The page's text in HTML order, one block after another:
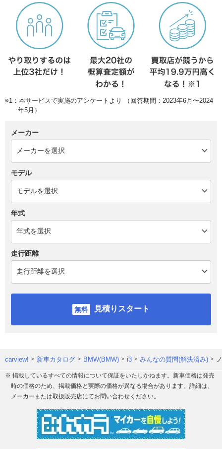
※1：本サービスで実施のアンケートより （回答期間：2023年6月〜2024
年5月）
メーカー
モデル
年式
走行距離
見積りスタート
carview! 新車カタログ BMW(BMW) i3 みんなの質問(解決済み)
※ 掲載しているすべての情報について保証をいたしかねます。新車価格は発売
時の価格のため、掲載価格と実際の価格が異なる場合があります。詳細は、
メーカーまたは取扱販売店にてお問い合わせください。